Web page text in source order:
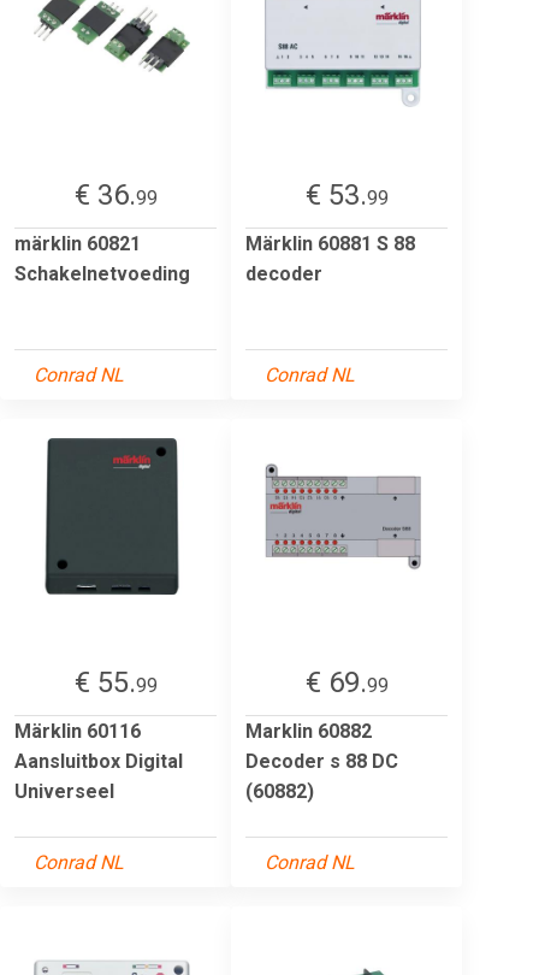
€ 36.99
märklin 60821
Schakelnetvoeding
Conrad NL
€ 53.99
Märklin 60881 S 88
decoder
Conrad NL
€ 55.99
Märklin 60116
Aansluitbox Digital
Universeel
Conrad NL
€ 69.99
Marklin 60882
Decoder s 88 DC
(60882)
Conrad NL